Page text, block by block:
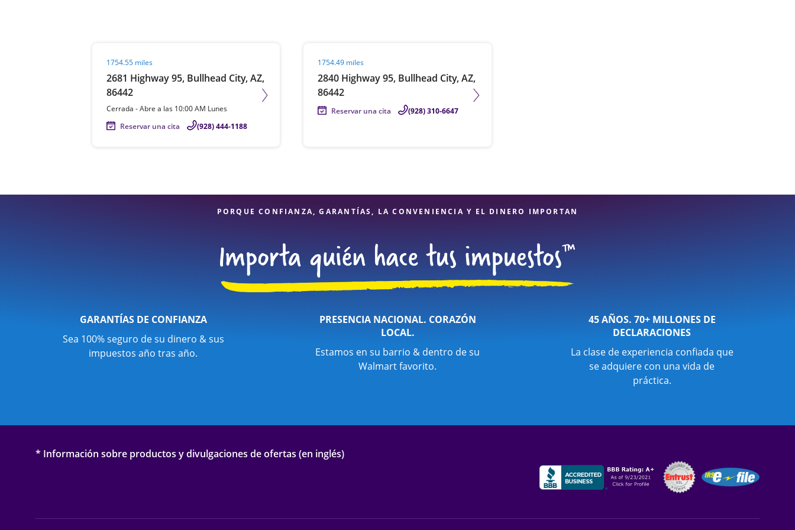
1754.55 miles
2681 Highway 95, Bullhead City, AZ,
86442
Cerrada -Abre a las 10:00 AM Lunes
Reservar una cita
(928) 444-1188
1754.49 miles
2840 Highway 95, Bullhead City, AZ,
86442
Reservar una cita (928) 310-6647
PORQUE CONFIANZA, GARANTÍAS, LA CONVENIENCIA Y EL DINERO IMPORTAN
GARANTÍAS DE CONFIANZA
Sea 100% seguro de su dinero & sus
impuestos año tras año.
PRESENCIA NACIONAL. CORAZÓN
LOCAL.
Estamos en su barrio & dentro de su
Walmart favorito.
45 AÑOS. 70+ MILLONES DE
DECLARACIONES
La clase de experiencia confiada que
se adquiere con una vida de
práctica.
* Información sobre productos y divulgaciones de ofertas (en inglés)